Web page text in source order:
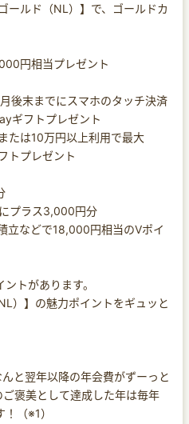
ールド（NL）】で、ゴールドカ
円相当プレゼント
後末までにスマホのタッチ決済
ギフトプレゼント
たは10万円以上利用で最大
トプレゼント
プラス3,000円分
立などで18,000円相当のVポイ
トがあります。
）】の魅力ポイントをギュッと
と翌年以降の年会費がずーっと
褒美として達成した年は毎年
（※1）